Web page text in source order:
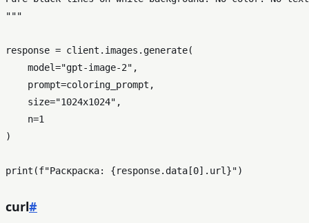
"""
response = client.images.generate(
    model=
"gpt-image-2" ,
    prompt=coloring_prompt,
    size=
"1024x1024" ,
    n=
1
)
print (f"Раскраска: {response.data[0].url}"
curl#